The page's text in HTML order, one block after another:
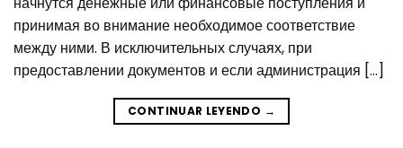
принимая во внимание необходимое соответствие
между ними. В исключительных случаях, при
предоставлении документов и если администрация […]
CONTINUAR LEYENDO →